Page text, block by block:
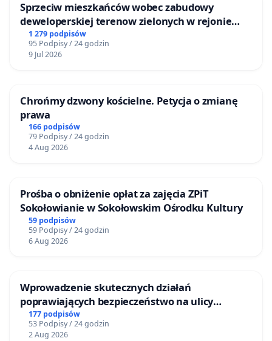
Sprzeciw mieszkańców wobec zabudowy
deweloperskiej terenow zielonych w rejonie
Bulwarów Straceńskich w Bielsku-Białej
1 279 podpisów
95 Podpisy / 24 godzin
9 Jul 2026
Chrońmy dzwony kościelne. Petycja o zmianę
prawa
166 podpisów
79 Podpisy / 24 godzin
4 Aug 2026
Prośba o obniżenie opłat za zajęcia ZPiT
Sokołowianie w Sokołowskim Ośrodku Kultury
59 podpisów
59 Podpisy / 24 godzin
6 Aug 2026
Wprowadzenie skutecznych działań
poprawiających bezpieczeństwo na ulicy
Żeromskiego w Otwocku
177 podpisów
53 Podpisy / 24 godzin
2 Aug 2026